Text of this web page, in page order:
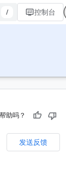
/ 控制台
助吗？
发送反馈